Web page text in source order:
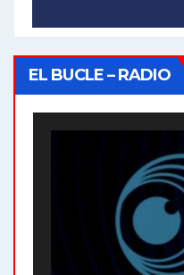
EL BUCLE – RADIO